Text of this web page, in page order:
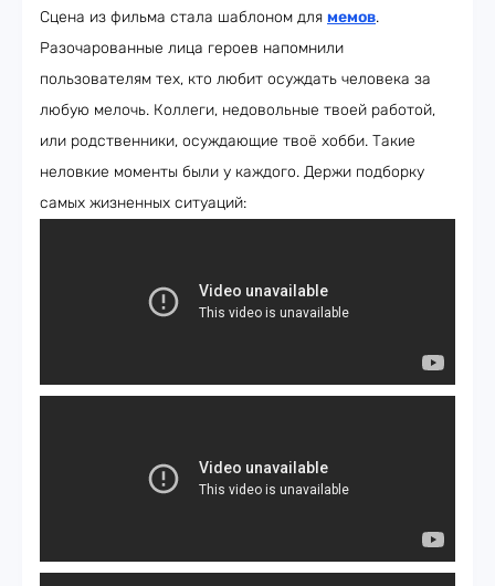
Сцена из фильма стала шаблоном для мемов.
Разочарованные лица героев напомнили
пользователям тех, кто любит осуждать человека за
любую мелочь. Коллеги, недовольные твоей работой,
или родственники, осуждающие твоё хобби. Такие
неловкие моменты были у каждого. Держи подборку
самых жизненных ситуаций: